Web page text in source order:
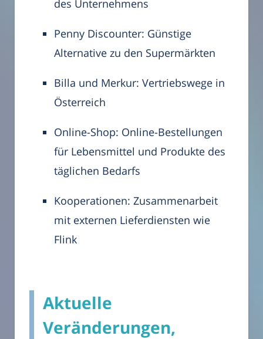
des Unternehmens
Penny Discounter: Günstige
Alternative zu den Supermärkten
Billa und Merkur: Vertriebswege in
Österreich
Online-Shop: Online-Bestellungen
für Lebensmittel und Produkte des
täglichen Bedarfs
Kooperationen: Zusammenarbeit
mit externen Lieferdiensten wie
Flink
Aktuelle
Veränderungen,